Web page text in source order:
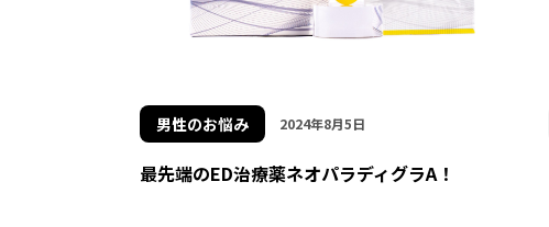
男性のお悩み 2024年8月5日
最先端のED治療薬ネオパラディグラA！